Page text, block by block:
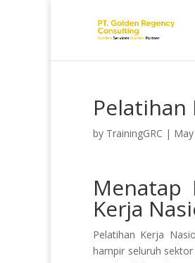
Pelatihan
by TrainingGRC |
Menatap
Kerja
Pelatihan Kerja
hampir seluruh